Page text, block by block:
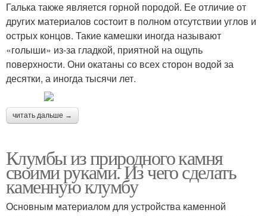
Галька также является горной породой. Ее отличие от
других материалов состоит в полном отсутствии углов и
острых концов. Такие камешки иногда называют
«голыши» из-за гладкой, приятной на ощупь
поверхности. Они окатаны со всех сторон водой за
десятки, а иногда тысячи лет.
читать дальше →
Клумбы из природного камня
своими руками. Из чего сделать
каменную клумбу
Основным материалом для устройства каменной